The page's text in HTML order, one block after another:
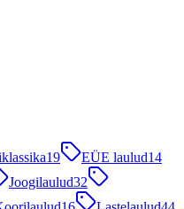
19 EÜE laulud14
Joogilaulud32